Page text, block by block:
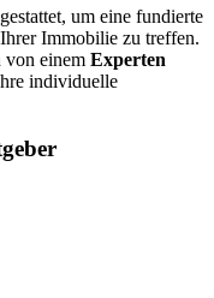
um eine fundierte
Immobilie zu treffen.
von einem Experten
individuelle